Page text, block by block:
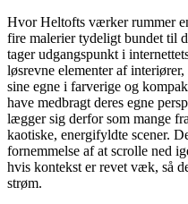
Hvor Heltofts værker rummer
fire malerier tydeligt bundet til
tager udgangspunkt i
løsrevne elementer af
sine egne i farverige og
have medbragt deres egne
lægger sig derfor som mange
kaotiske, energifyldte scener.
fornemmelse af at scrolle ned
hvis kontekst er revet væk, så
strøm.